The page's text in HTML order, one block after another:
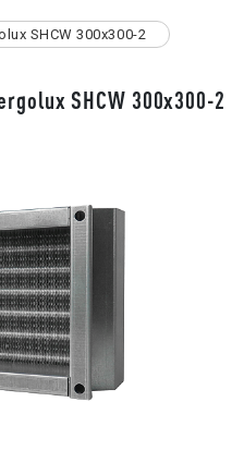
SHCW 300x300-2
SHCW 300x300-2